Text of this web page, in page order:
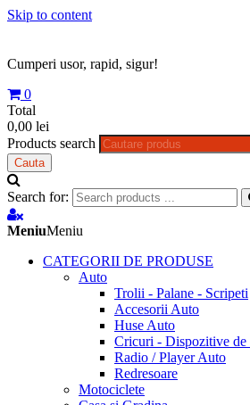
Skip to content
Cumperi usor, rapid, sigur!
0
Total
0,00 lei
Products search
Cauta
Search for:
MeniuMeniu
CATEGORII DE PRODUSE
Auto
Trolii - Palane - Scripeti
Accesorii Auto
Huse Auto
Cricuri - Dispozitive de
Radio / Player Auto
Redresoare
Motociclete